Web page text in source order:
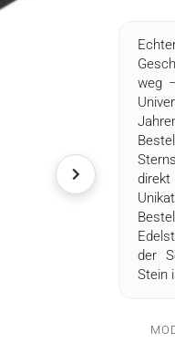
weg
der
Stein